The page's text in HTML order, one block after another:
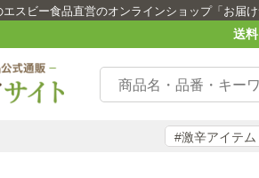
スビー食品直営のオンラインショップ「お届け
送
#激辛アイテム